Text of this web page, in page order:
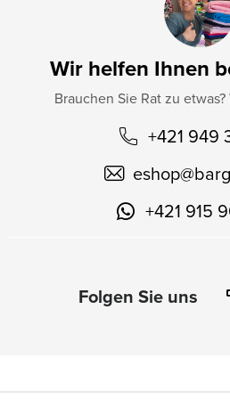
Wir helfen Ihnen
Brauchen Sie Rat zu
+421 949
eshop@
+421 915